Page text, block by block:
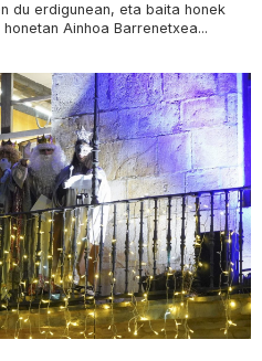
du erdigunean, eta baita honek
Ainhoa Barrenetxea...